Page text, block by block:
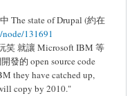
The state of Drupal (約在
131691
笑 就讓 Microsoft IBM 等
發的 open source code
they have catched up,
copy by 2010."